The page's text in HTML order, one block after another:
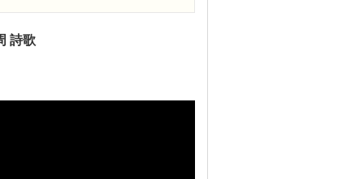
詩歌